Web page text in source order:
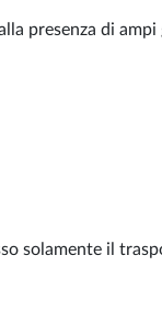
presenza di
solamente il